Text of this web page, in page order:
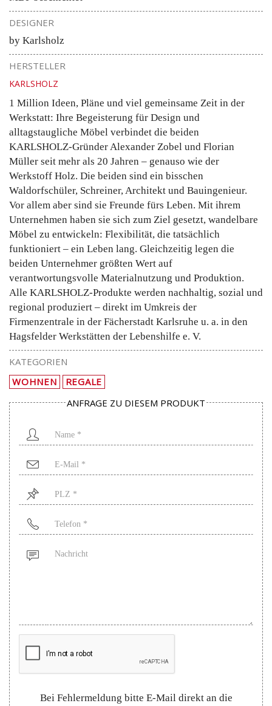
DESIGNER
by Karlsholz
HERSTELLER
KARLSHOLZ
1 Million Ideen, Pläne und viel gemeinsame Zeit in der
Werkstatt: Ihre Begeisterung für Design und
alltagstaugliche Möbel verbindet die beiden
KARLSHOLZ-Gründer Alexander Zobel und Florian
Müller seit mehr als 20 Jahren – genauso wie der
Werkstoff Holz. Die beiden sind ein bisschen
Waldorfschüler, Schreiner, Architekt und Bauingenieur.
Vor allem aber sind sie Freunde fürs Leben. Mit ihrem
Unternehmen haben sie sich zum Ziel gesetzt, wandelbare
Möbel zu entwickeln: Flexibilität, die tatsächlich
funktioniert – ein Leben lang. Gleichzeitig legen die
beiden Unternehmer größten Wert auf
verantwortungsvolle Materialnutzung und Produktion.
Alle KARLSHOLZ-Produkte werden nachhaltig, sozial und
regional produziert – direkt im Umkreis der
Firmenzentrale in der Fächerstadt Karlsruhe u. a. in den
Hagsfelder Werkstätten der Lebenshilfe e. V.
KATEGORIEN
WOHNEN
REGALE
ANFRAGE ZU DIESEM PRODUKT
*
*
*
*
Bei Fehlermeldung bitte E-Mail direkt an die